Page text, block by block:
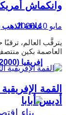
علاقة الذهب
إفريقيا (2000–2026)
وانكماش
مايو 10, 2026
يترقَّب العالم،
العاصمة بكين
القمة
أديس أبابا